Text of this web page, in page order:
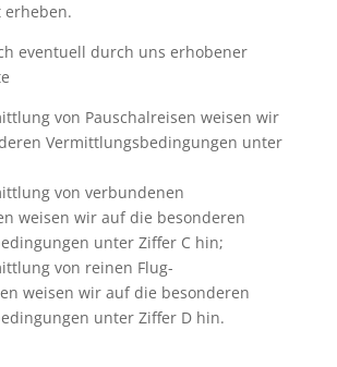
erheben.
eventuell durch uns erhobener
von Pauschalreisen weisen wir
Vermittlungsbedingungen unter
von verbundenen
weisen wir auf die besonderen
unter Ziffer C hin;
von reinen Flug-
weisen wir auf die besonderen
unter Ziffer D hin.